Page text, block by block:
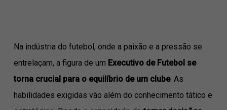
Na indústria do futebol, onde a paixão e a pressão se
entrelaçam, a figura de um Executivo de Futebol se
torna crucial para o equilíbrio de um clube. As
habilidades exigidas vão além do conhecimento tático e